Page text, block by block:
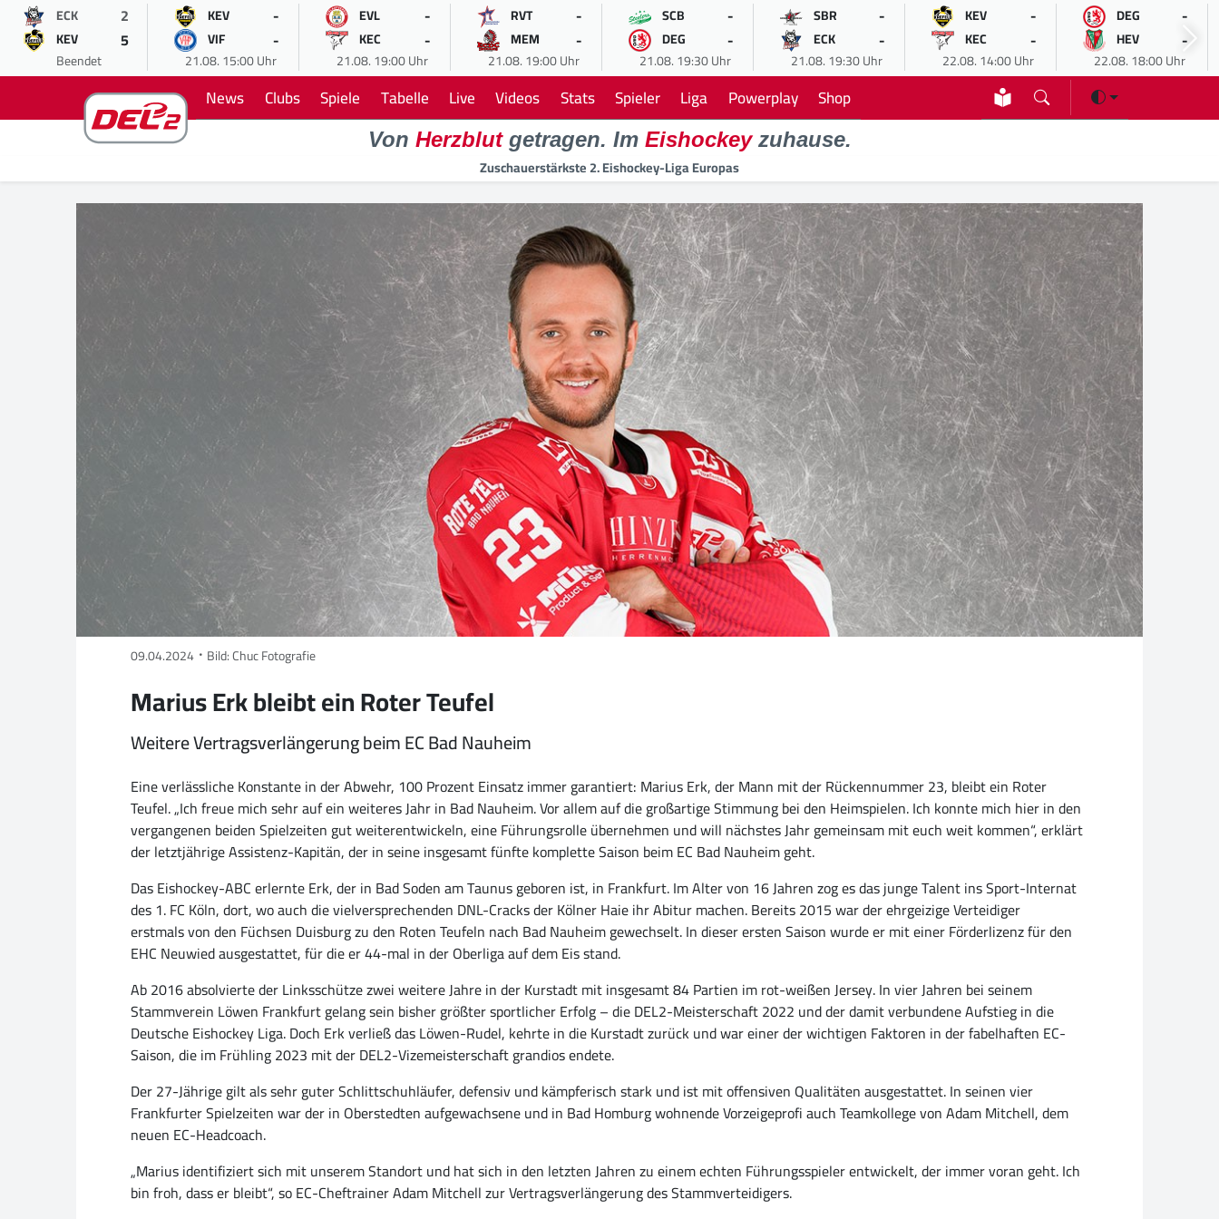
ECK 2
KEV 5
Beendet
KEV -
VIF -
21.08. 15:00 Uhr
EVL -
KEC -
21.08. 19:00 Uhr
RVT -
MEM -
21.08. 19:00 Uhr
SCB -
DEG -
21.08. 19:30 Uhr
SBR -
ECK -
21.08. 19:30 Uhr
KEV -
KEC -
22.08. 14:00 Uhr
DEG -
HEV -
22.08. 18:00 Uhr
News Clubs Spiele Tabelle Live Videos Stats Spieler Liga Powerplay Shop
Von Herzblutgetragen. Im Eishockeyzuhause.
Zuschauerstärkste 2. Eishockey-Liga Europas
09.04.2024 Bild: Chuc Fotografie
Marius Erk bleibt ein Roter Teufel
Weitere Vertragsverlängerung beim EC Bad Nauheim
Eine verlässliche Konstante in der Abwehr, 100 Prozent Einsatz immer garantiert: Marius Erk, der Mann mit der Rückennummer 23, bleibt ein Roter
Teufel. „Ich freue mich sehr auf ein weiteres Jahr in Bad Nauheim. Vor allem auf die großartige Stimmung bei den Heimspielen. Ich konnte mich hier in den
vergangenen beiden Spielzeiten gut weiterentwickeln, eine Führungsrolle übernehmen und will nächstes Jahr gemeinsam mit euch weit kommen“, erklärt
der letztjährige Assistenz-Kapitän, der in seine insgesamt fünfte komplette Saison beim EC Bad Nauheim geht.
Das Eishockey-ABC erlernte Erk, der in Bad Soden am Taunus geboren ist, in Frankfurt. Im Alter von 16 Jahren zog es das junge Talent ins Sport-Internat
des 1. FC Köln, dort, wo auch die vielversprechenden DNL-Cracks der Kölner Haie ihr Abitur machen. Bereits 2015 war der ehrgeizige Verteidiger
erstmals von den Füchsen Duisburg zu den Roten Teufeln nach Bad Nauheim gewechselt. In dieser ersten Saison wurde er mit einer Förderlizenz für den
EHC Neuwied ausgestattet, für die er 44-mal in der Oberliga auf dem Eis stand.
Ab 2016 absolvierte der Linksschütze zwei weitere Jahre in der Kurstadt mit insgesamt 84 Partien im rot-weißen Jersey. In vier Jahren bei seinem
Stammverein Löwen Frankfurt gelang sein bisher größter sportlicher Erfolg – die DEL2-Meisterschaft 2022 und der damit verbundene Aufstieg in die
Deutsche Eishockey Liga. Doch Erk verließ das Löwen-Rudel, kehrte in die Kurstadt zurück und war einer der wichtigen Faktoren in der fabelhaften EC-
Saison, die im Frühling 2023 mit der DEL2-Vizemeisterschaft grandios endete.
Der 27-Jährige gilt als sehr guter Schlittschuhläufer, defensiv und kämpferisch stark und ist mit offensiven Qualitäten ausgestattet. In seinen vier
Frankfurter Spielzeiten war der in Oberstedten aufgewachsene und in Bad Homburg wohnende Vorzeigeprofi auch Teamkollege von Adam Mitchell, dem
neuen EC-Headcoach.
„Marius identifiziert sich mit unserem Standort und hat sich in den letzten Jahren zu einem echten Führungsspieler entwickelt, der immer voran geht. Ich
bin froh, dass er bleibt“, so EC-Cheftrainer Adam Mitchell zur Vertragsverlängerung des Stammverteidigers.